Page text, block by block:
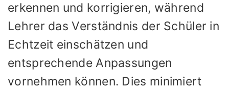
erkennen und korrigieren, während
Lehrer das Verständnis der Schüler in
Echtzeit einschätzen und
entsprechende Anpassungen
vornehmen können. Dies minimiert